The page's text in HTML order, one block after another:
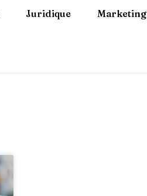
Juridique Marketing